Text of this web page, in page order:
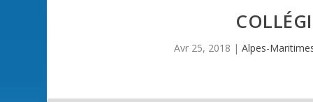
Avr 25, 2018 | Alpes-